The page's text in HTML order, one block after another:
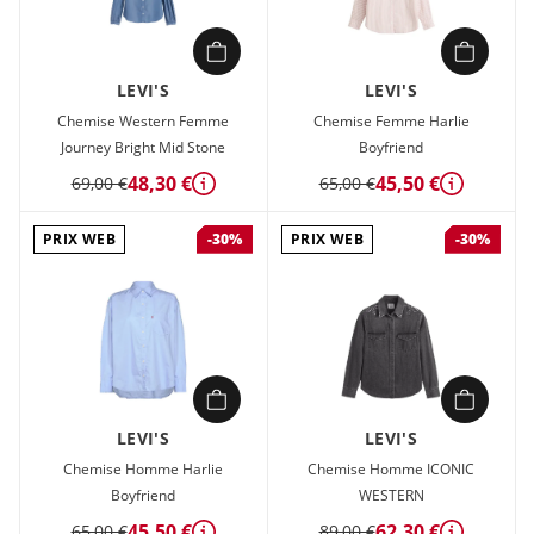
LEVI'S
Chemise Western Femme
Journey Bright Mid Stone
69,00 €48,30 € Détails
LEVI'S
Chemise Femme Harlie
Boyfriend
65,00 €45,50 € Détails
PRIX WEB -30%
LEVI'S
Chemise Homme Harlie
Boyfriend
PRIX WEB -30%
LEVI'S
Chemise Homme ICONIC
WESTERN